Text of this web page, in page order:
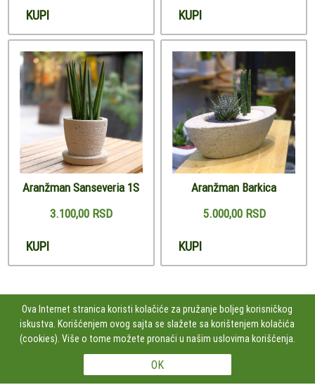
Ova Internet stranica koristi kolačiće za pružanje boljeg korisničkog
iskustva. Korišćenjem ovog sajta se slažete sa korištenjem kolačića
(cookies). Više o tome možete pronaći u našim uslovima korišćenja.
KUPI KUPI
Aranžman Sanseveria 1S
3.100,00 RSD
KUPI
Aranžman Barkica
5.000,00 RSD
KUPI
PRATITE NAS
Studio Kamen Dizajn doo Čumićeva 2, lok.43, 11000 BEOGRAD, Srbija
Copyright 2026 Studio Kamen Dizajn doo Sva prava su zadržana. Powered by